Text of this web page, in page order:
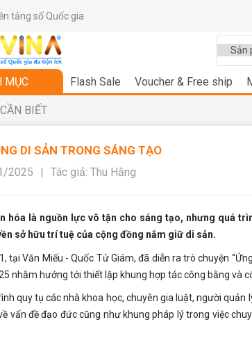
tảng số Quốc gia
MỤC Flash Sale Voucher & Free ship
CẦN BIẾT
DI SẢN TRONG SÁNG TẠO
2025 | Tác giả: Thu Hằng
hóa là nguồn lực vô tận cho sáng tạo, nhưng quá
sở hữu trí tuệ của cộng đồng nắm giữ di sản.
tại Văn Miếu - Quốc Tử Giám, đã diễn ra trò chuyện
nhằm hướng tới thiết lập khung hợp tác công bằng và
quy tụ các nhà khoa học, chuyên gia luật, người
vấn đề đạo đức cũng như khung pháp lý trong việc